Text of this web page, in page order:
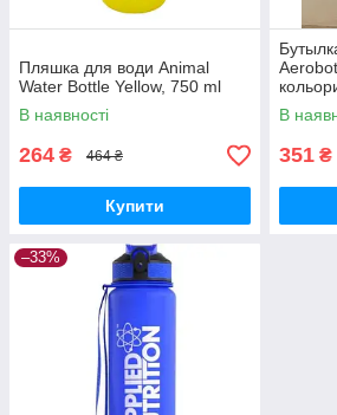
Пляшка для води Animal
Water Bottle Yellow, 750 ml
В наявності
264 ₴ 464 ₴
Купити
В
351 ₴
–33%